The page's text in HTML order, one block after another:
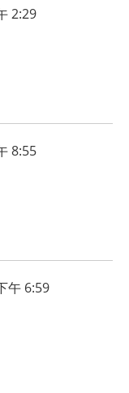
2:29
8:55
午 6:59